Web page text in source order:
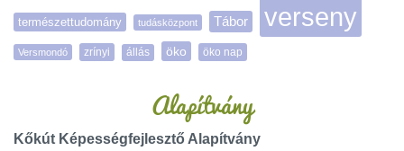
természettudomány tudásközpont Tábor verseny
Versmondó zrínyi állás öko öko nap
Alapítvány
Kőkút Képességfejlesztő Alapítvány